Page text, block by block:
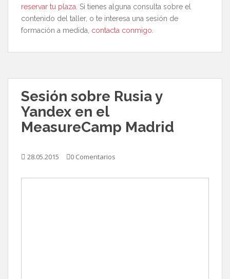
reservar tu plaza. Si tienes alguna consulta sobre el
contenido del taller, o te interesa una sesión de
formación a medida, contacta conmigo.
Sesión sobre Rusia y
Yandex en el
MeasureCamp Madrid
28.05.2015 0 Comentarios